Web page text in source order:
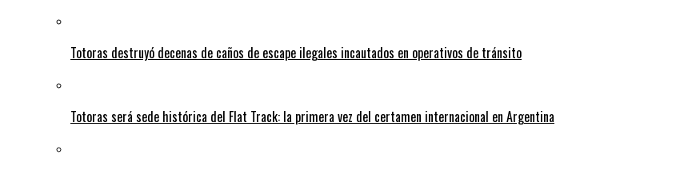
Totoras destruyó decenas de caños de escape ilegales incautados en operativos de tránsito
Totoras será sede histórica del Flat Track: la primera vez del certamen internacional en Argentina